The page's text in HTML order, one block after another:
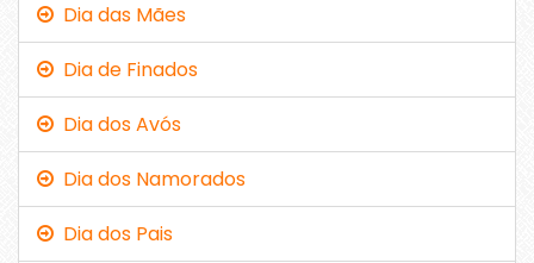
Dia das Mães
Dia de Finados
Dia dos Avós
Dia dos Namorados
Dia dos Pais